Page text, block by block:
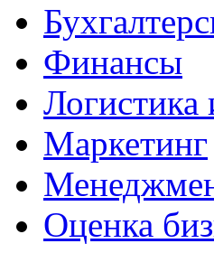
Финансы
Логистика
Маркетинг
Оценка